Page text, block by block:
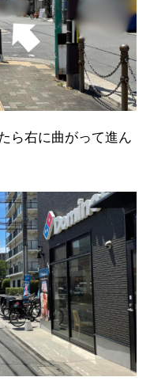
ら右に曲がって進ん